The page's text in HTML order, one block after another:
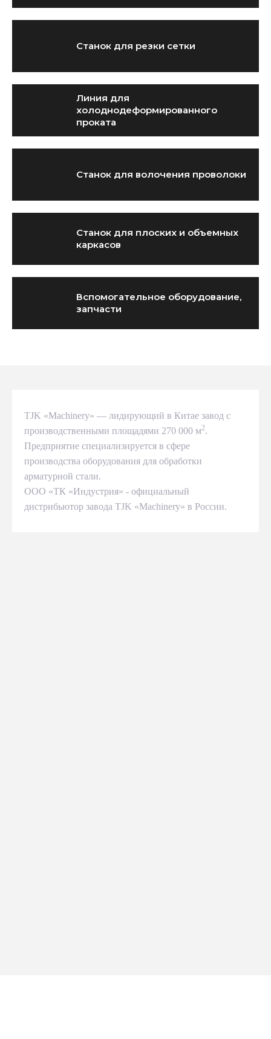
Станок для резки сетки
Линия для
холоднодеформированного
проката
Станок для волочения проволоки
Станок для плоских и объемных
каркасов
Вспомогательное оборудование,
запчасти
TJK «Machinery» — лидирующий в Китае завод с
производственными площадями 270 000 м2.
Предприятие специализируется в сфере
производства оборудования для обработки
арматурной стали.
ООО «ТК «Индустрия» - официальный
дистрибьютор завода TJK «Machinery» в России.